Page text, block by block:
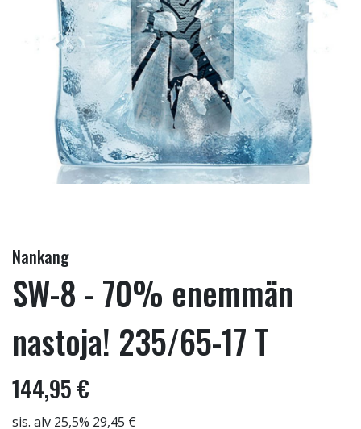
Nankang
SW-8 - 70% enemmän
nastoja! 235/65-17 T
144,95 €
sis. alv 25,5% 29,45 €